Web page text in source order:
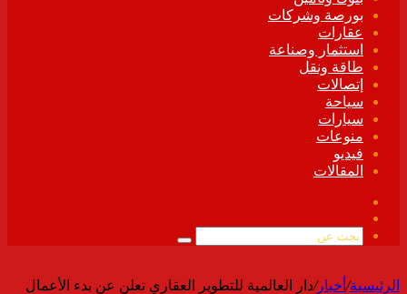
بورصة وشركات
عقارات
استثمار وصناعة
طاقة ونقل
إتصالات
سياحة
سيارات
منوعات
فيديو
المقالات
الموقع
بحث
الرئيسية/ أخبار/دار العالمية للتطوير العقاري تعلن عن بدء الأعمال